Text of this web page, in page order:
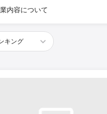
内容について